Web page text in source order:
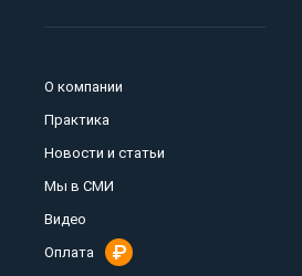
О компании
Практика
Новости и статьи
Мы в СМИ
Видео
Оплата